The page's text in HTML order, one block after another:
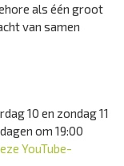
als één groot
van samen
10 en zondag 11
om 19:00
YouTube-